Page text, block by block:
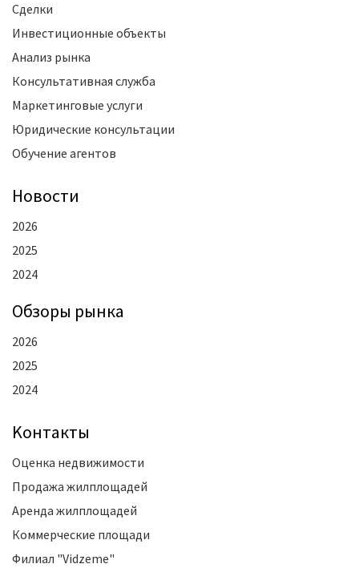
Сделки
Инвестиционные объекты
Анализ рынка
Консультативная служба
Маркетинговые услуги
Юридические консультации
Обучение агентов
Новости
2026
2025
2024
Oбзоры рынка
2026
2025
2024
Kонтакты
Оценка недвижимости
Продажа жилплощадей
Аренда жилплощадей
Коммерческие площади
Филиал "Vidzeme"